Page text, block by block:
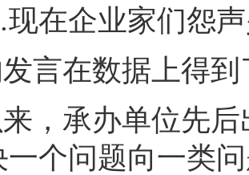
在企业家们怨声
言在数据上得到
，承办单位先
个问题向一类